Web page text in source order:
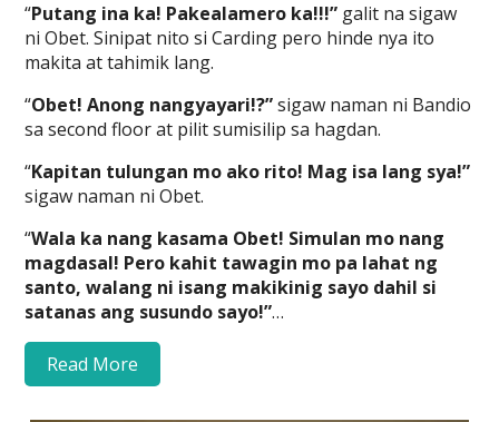
“Putang ina ka! Pakealamero ka!!!” galit na sigaw
ni Obet. Sinipat nito si Carding pero hinde nya ito
makita at tahimik lang.
“Obet! Anong nangyayari!?”sigaw naman ni Bandio
sa second floor at pilit sumisilip sa hagdan.
“Kapitan tulungan mo ako rito! Mag isa lang sya!”
sigaw naman ni Obet.
“Wala ka nang kasama Obet! Simulan mo nang
magdasal! Pero kahit tawagin mo pa lahat ng
santo, walang ni isang makikinig sayo dahil si
satanas ang susundo sayo!”…
Read More